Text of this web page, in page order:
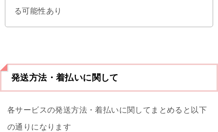
る可能性あり
発送方法・着払いに関して
各サービスの発送方法・着払いに関してまとめると以下
の通りになります